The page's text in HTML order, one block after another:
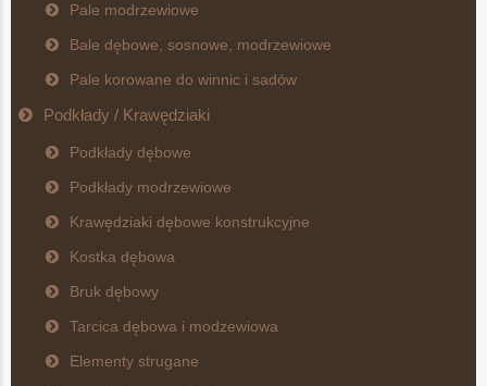
Pale modrzewiowe
Bale dębowe, sosnowe, modrzewiowe
Pale korowane do winnic i sadów
Podkłady / Krawędziaki
Podkłady dębowe
Podkłady modrzewiowe
Krawędziaki dębowe konstrukcyjne
Kostka dębowa
Bruk dębowy
Tarcica dębowa i modzewiowa
Elementy strugane